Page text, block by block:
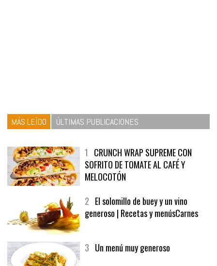
MÁS LEÍDO ÚLTIMAS PUBLICACIONES
1 CRUNCH WRAP SUPREME CON
SOFRITO DE TOMATE AL CAFÉ Y
MELOCOTÓN
2 El solomillo de buey y un vino
generoso | Recetas y menúsCarnes
3 Un menú muy generoso